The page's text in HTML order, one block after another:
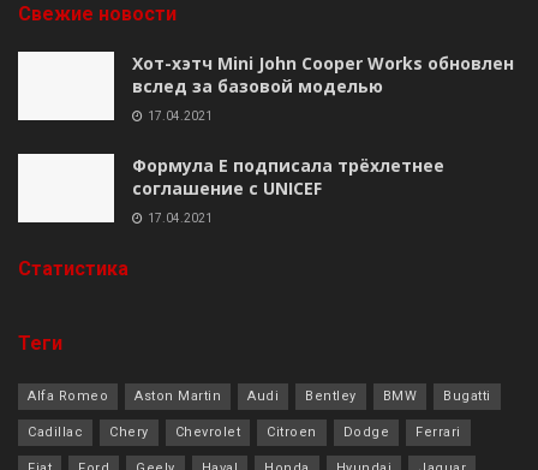
Свежие новости
Хот-хэтч Mini John Cooper Works обновлен
вслед за базовой моделью
17.04.2021
Формула E подписала трёхлетнее
соглашение с UNICEF
17.04.2021
Cтатистика
Теги
Alfa Romeo Aston Martin Audi Bentley BMW Bugatti
Cadillac Chery Chevrolet Citroen Dodge Ferrari